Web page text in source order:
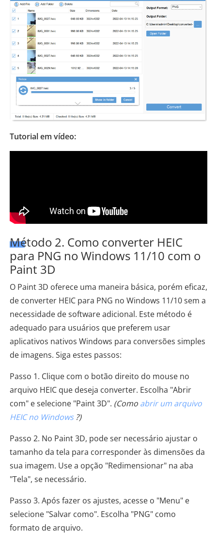
Tutorial em vídeo:
Método 2. Como converter HEIC
para PNG no Windows 11/10 com o
Paint 3D
O Paint 3D oferece uma maneira básica, porém eficaz,
de converter HEIC para PNG no Windows 11/10 sem a
necessidade de software adicional. Este método é
adequado para usuários que preferem usar
aplicativos nativos Windows para conversões simples
de imagens. Siga estes passos:
Passo 1. Clique com o botão direito do mouse no
arquivo HEIC que deseja converter. Escolha "Abrir
com" e selecione "Paint 3D". (Como abrir um arquivo
HEIC no Windows?)
Passo 2. No Paint 3D, pode ser necessário ajustar o
tamanho da tela para corresponder às dimensões da
sua imagem. Use a opção "Redimensionar" na aba
"Tela", se necessário.
Passo 3. Após fazer os ajustes, acesse o "Menu" e
selecione "Salvar como". Escolha "PNG" como
formato de arquivo.